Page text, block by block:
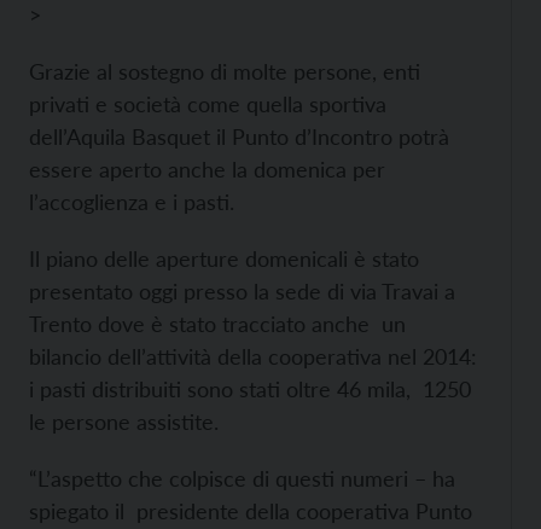
>
Grazie al sostegno di molte persone, enti
privati e società come quella sportiva
dell’Aquila Basquet il Punto d’Incontro potrà
essere aperto anche la domenica per
l’accoglienza e i pasti.
Il piano delle aperture domenicali è stato
presentato oggi presso la sede di via Travai a
Trento dove è stato tracciato anche un
bilancio dell’attività della cooperativa nel 2014:
i pasti distribuiti sono stati oltre 46 mila, 1250
le persone assistite.
“L’aspetto che colpisce di questi numeri – ha
spiegato il presidente della cooperativa Punto